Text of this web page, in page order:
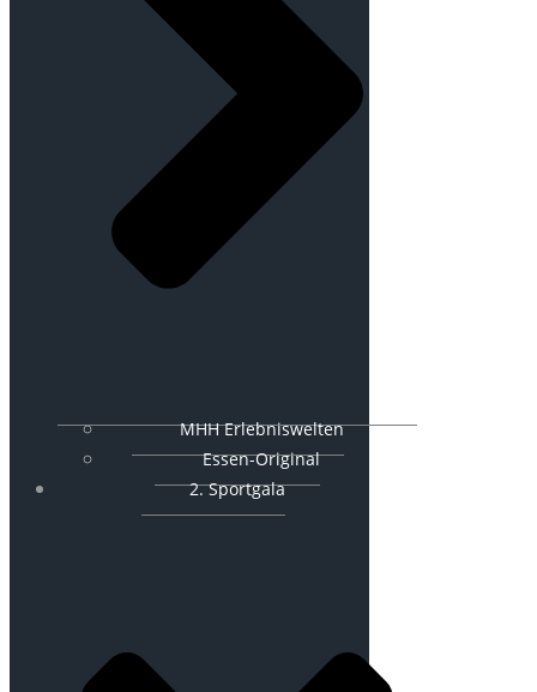
MHH Erlebniswelten
Essen-Original
2. Sportgala